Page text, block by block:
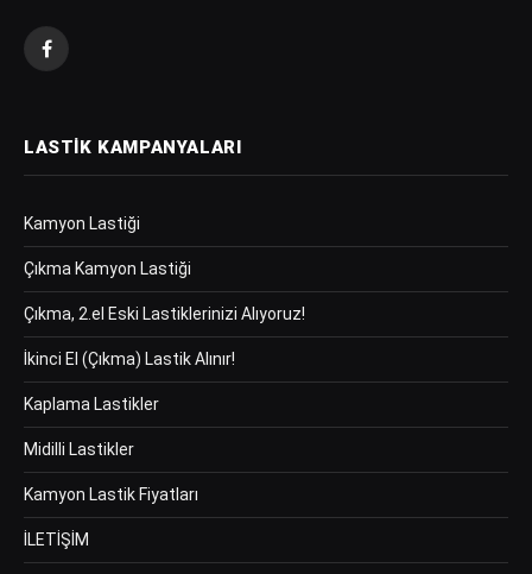
Facebook
LASTIK KAMPANYALARI
Kamyon Lastiği
Çıkma Kamyon Lastiği
Çıkma, 2.el Eski Lastiklerinizi Alıyoruz!
İkinci El (Çıkma) Lastik Alınır!
Kaplama Lastikler
Midilli Lastikler
Kamyon Lastik Fiyatları
İLETİŞİM